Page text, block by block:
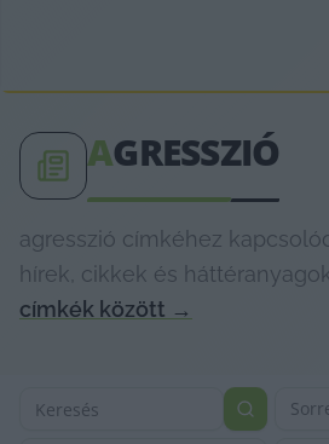
AGRESSZIÓ
agresszió címkéhez
hírek, cikkek és háttéranyagok.
címkék között →